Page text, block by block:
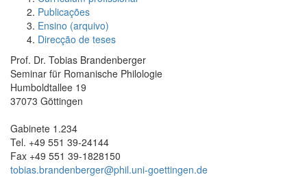
Publicações
Ensino (arquivo)
Direcção de teses
Prof. Dr. Tobias Brandenberger
Seminar für Romanische Philologie
Humboldtallee 19
37073 Göttingen
Gabinete 1.234
Tel. +49 551 39-24144
Fax +49 551 39-1828150
tobias.brandenberger@phil.uni-goettingen.de